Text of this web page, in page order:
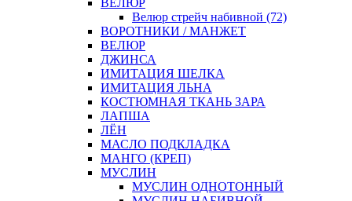
ВЕЛЮР
Велюр стрейч набивной (72)
ВОРОТНИКИ / МАНЖЕТ
ВЕЛЮР
ДЖИНСА
ИМИТАЦИЯ ШЕЛКА
ИМИТАЦИЯ ЛЬНА
КОСТЮМНАЯ ТКАНЬ ЗАРА
ЛАПША
ЛЁН
МАСЛО ПОДКЛАДКА
МАНГО (КРЕП)
МУСЛИН
МУСЛИН ОДНОТОННЫЙ